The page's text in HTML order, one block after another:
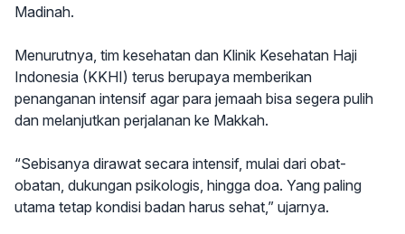
Madinah.
Menurutnya, tim kesehatan dan Klinik Kesehatan Haji
Indonesia (KKHI) terus berupaya memberikan
penanganan intensif agar para jemaah bisa segera pulih
dan melanjutkan perjalanan ke Makkah.
“Sebisanya dirawat secara intensif, mulai dari obat-
obatan, dukungan psikologis, hingga doa. Yang paling
utama tetap kondisi badan harus sehat,” ujarnya.